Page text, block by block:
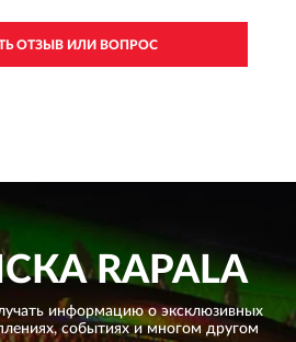
ОТЗЫВ ИЛИ ВОПРОС
RAPALA
информацию о эксклюзивных
событиях и многом другом